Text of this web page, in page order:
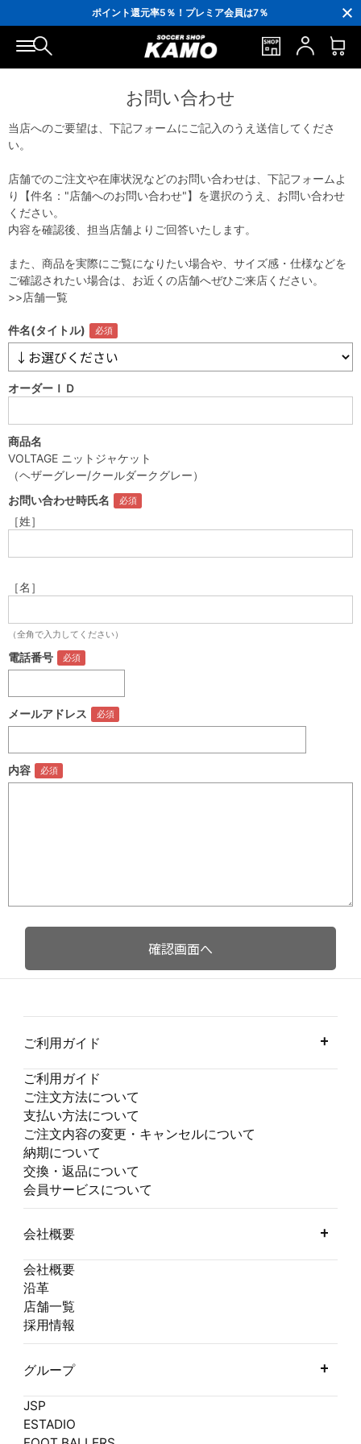
ポイント還元率5％！プレミア会員は7％
会員の方にはお誕生月に「10％OFFクーポン」プレゼント！
16,000円(税込)以上でシューズケースプレゼント！
3,300円(税込)以上で送料無料！
お問い合わせ
当店へのご要望は、下記フォームにご記入のうえ送信してくださ
い。
店舗でのご注文や在庫状況などのお問い合わせは、下記フォームよ
り【件名："店舗へのお問い合わせ"】を選択のうえ、お問い合わせ
ください。
内容を確認後、担当店舗よりご回答いたします。
また、商品を実際にご覧になりたい場合や、サイズ感・仕様などを
ご確認されたい場合は、お近くの店舗へぜひご来店ください。
>>店舗一覧
件名(タイトル)
オーダーＩＤ
商品名
VOLTAGE ニットジャケット
（ヘザーグレー/クールダークグレー）
お問い合わせ時氏名
［姓］
［名］
（全角で入力してください）
電話番号
メールアドレス
内容
ご利用ガイド
ご利用ガイド
ご注文方法について
支払い方法について
ご注文内容の変更・キャンセルについて
納期について
交換・返品について
会員サービスについて
会社概要
会社概要
沿革
店舗一覧
採用情報
グループ
JSP
ESTADIO